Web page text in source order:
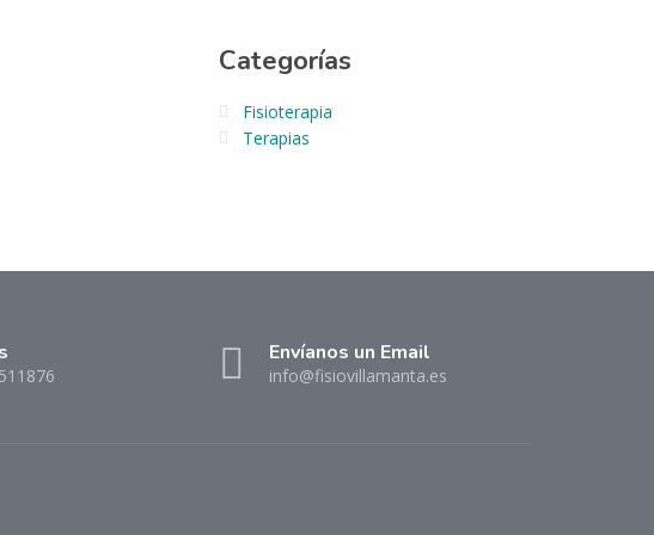
Categorías
Fisioterapia
Terapias
Envíanos un Email
info@fisiovillamanta.es